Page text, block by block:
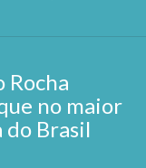
Rocha
no maior
Brasil